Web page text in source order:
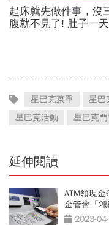
起床就先做件事，沒
腹就不見了! 肚子一
星巴克菜單 星巴
星巴克活動
星巴克
延伸閱讀
ATM領現
金管會「2
2023-